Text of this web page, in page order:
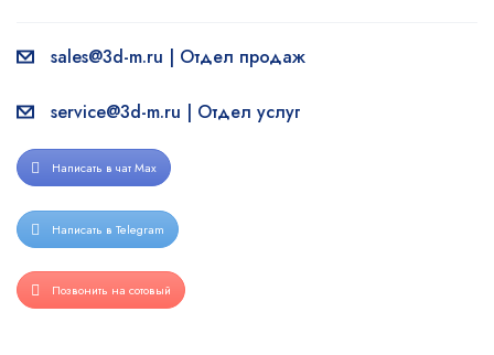
sales@3d-m.ru | Отдел продаж
service@3d-m.ru | Отдел услуг
Написать в чат Max
Написать в Telegram
Позвонить на сотовый